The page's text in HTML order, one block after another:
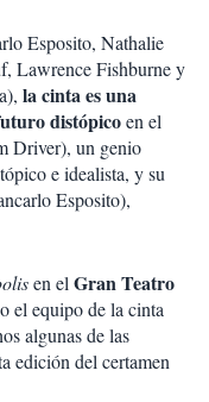
Esposito, Nathalie
Lawrence Fishburne y
la cinta es una
distópicoen el
Driver), un genio
e idealista, y su
Esposito),
en elGran Teatro
el equipo de la cinta
algunas de las
edición del certamen